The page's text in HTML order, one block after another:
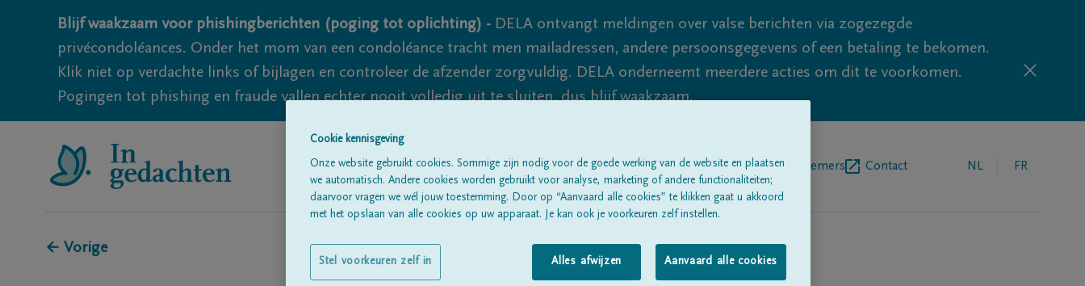
Blijf waakzaam voor phishingberichten (poging tot oplichting) - DELA ontvangt meldingen over valse berichten via zogezegde
privécondoléances. Onder het mom van een condoléance tracht men mailadressen, andere persoonsgegevens of een betaling te bekomen.
Klik niet op verdachte links of bijlagen en controleer de afzender zorgvuldig. DELA onderneemt meerdere acties om dit te voorkomen.
Pogingen tot phishing en fraude vallen echter nooit volledig uit te sluiten, dus blijf waakzaam.
Alle rouwberichtenOver onsBegrafenisondernemers Contact NL FR
← Vorige
Cookie kennisgeving
Onze website gebruikt cookies. Sommige zijn nodig voor de goede werking van de website en plaatsen
we automatisch. Andere cookies worden gebruikt voor analyse, marketing of andere functionaliteiten;
daarvoor vragen we wél jouw toestemming. Door op “Aanvaard alle cookies” te klikken gaat u akkoord
met het opslaan van alle cookies op uw apparaat. Je kan ook je voorkeuren zelf instellen.
Alles afwijzen Aanvaard alle cookies
Stel voorkeuren zelf in